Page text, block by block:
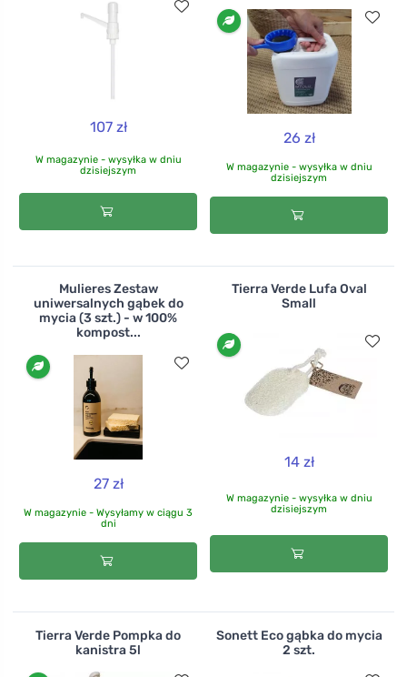
wykonane z materiałów naturalnych lub nadających się
do recyklingu i nadają się do ponownego
wykorzystania, kompostowania lub biodegradacji.
107 zł
W magazynie - wysyłka w dniu
dzisiejszym
26 zł
W magazynie - wysyłka w dniu
dzisiejszym
Mulieres Zestaw
uniwersalnych gąbek do
mycia (3 szt.) - w 100%
kompost...
27 zł
W magazynie - Wysyłamy w ciągu 3
dni
Tierra Verde Lufa Oval
Small
14 zł
W magazynie - wysyłka w dniu
dzisiejszym
Tierra Verde Pompka do
kanistra 5l
Sonett Eco gąbka do mycia
2 szt.